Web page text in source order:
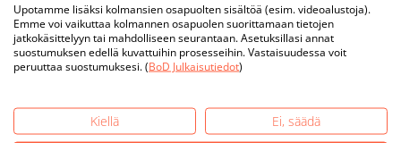
Upotamme lisäksi kolmansien osapuolten sisältöä (esim. videoalustoja).
Emme voi vaikuttaa kolmannen osapuolen suorittamaan tietojen
jatkokäsittelyyn tai mahdolliseen seurantaan. Asetuksillasi annat
suostumuksen edellä kuvattuihin prosesseihin. Vastaisuudessa voit
peruuttaa suostumuksesi. (BoD Julkaisutiedot)
Kiellä
Ei, säädä